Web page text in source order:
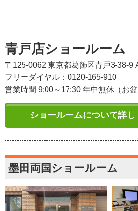
青戸店ショールーム
〒125-0062 東京都葛飾区青戸3-38-9
フリーダイヤル：0120-165-910
営業時間 9:00～17:30 年中無休（お盆
ショールームについて詳し
墨田両国ショールーム